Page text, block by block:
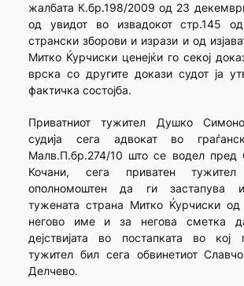
жалбата К.бр.198/2009 од 23
од увидот во извадокот стр.145
странски зборови и изрази и од
Митко Ќурчиски ценејќи го секој
врска со другите докази судот ја
фактичка состојба.
Приватниот тужител Душко
судија сега адвокат во
Малв.П.бр.274/10 што се водел пред
Кочани, сега приватен
ополномоштен да ги застапува
тужената страна Митко Ќурчиски
негово име и за негова сметка
дејствијата во постапката во кој
тужител бил сега обвинетиот
Делчево.